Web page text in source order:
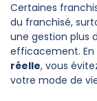
Certaines
du franchisé,
une gestion plus
efficacement.
réelle, vous
votre mode de